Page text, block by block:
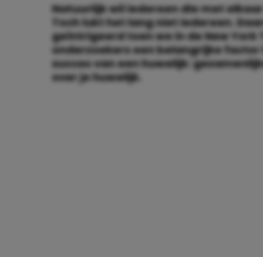
Natuurlijk wil iedereen die met
Toch lukt het lang niet iedereen.
geïntrigeerd toen we in de New York
onderzoekers een belangrijke
succes van een huwelijk:
over je huwelijk.